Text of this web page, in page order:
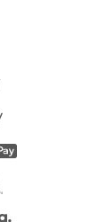
Pay
Google
Pay
Überweisung